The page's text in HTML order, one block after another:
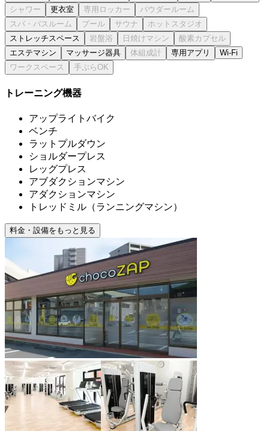
更衣室
ストレッチスペース
エステマシン
マッサージ器具 専用アプリ Wi-Fi
トレーニング機器
アップライトバイク
ベンチ
ラットプルダウン
ショルダープレス
レッグプレス
アブダクションマシン
アダクションマシン
トレッドミル（ランニングマシン）
料金・設備をもっと見る